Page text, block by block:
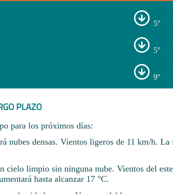
5°
5°
9°
PLAZO
para los próximos días:
nubes densas. Vientos ligeros de 11 km/h. La
cielo limpio sin ninguna nube. Vientos del
hasta alcanzar 17 °C.